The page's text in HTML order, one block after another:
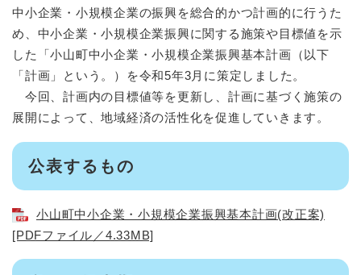
中小企業・小規模企業の振興を総合的かつ計画的に行うた
め、中小企業・小規模企業振興に関する施策や目標値を示
した「小山町中小企業・小規模企業振興基本計画（以下
「計画」という。）を令和5年3月に策定しました。
今回、計画内の目標値等を更新し、計画に基づく施策の
展開によって、地域経済の活性化を促進していきます。
公表するもの
小山町中小企業・小規模企業振興基本計画(改正案)
[PDFファイル／4.33MB]